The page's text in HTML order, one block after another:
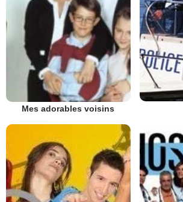
Mes adorables voisins